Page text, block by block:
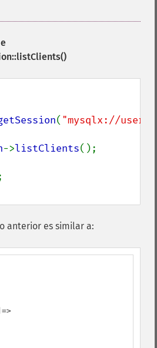
( "mysqlx://
->listClients();
anterior es similar a: